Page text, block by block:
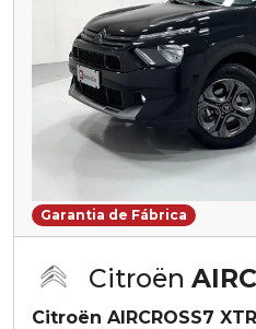
Garantia de Fábrica
Citroën
Citroën AIRCROSS7